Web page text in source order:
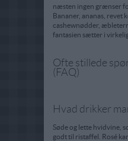
næsten ingen grænser
Bananer, ananas, revet
cashewnødder,
fantasien sætter i
Ofte stillede
(FAQ)
Hvad drikker
Søde og lette hvidvine,
godt til ristaffel. Rosé